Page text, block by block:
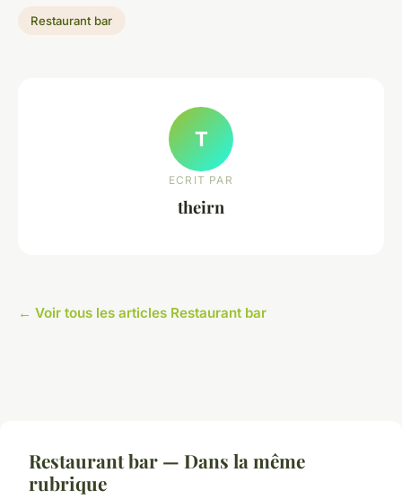
Restaurant bar
T
ECRIT PAR
theirn
← Voir tous les articles Restaurant bar
Restaurant bar — Dans la même
rubrique